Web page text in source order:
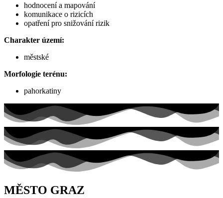
hodnocení a mapování
komunikace o rizicích
opatření pro snižování rizik
Charakter území:
městské
Morfologie terénu:
pahorkatiny
MĚSTO GRAZ